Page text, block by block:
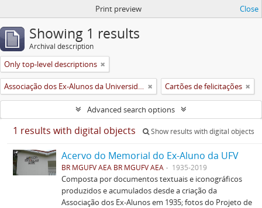
Print preview Close
Showing 1 results
Archival description
Only top-level descriptions
Associação dos Ex-Alunos da Universidade Federal de Viçosa (AEA) Cartões de felicitações
Advanced search options
1 results with digital objects Show results with digital objects
Acervo do Memorial do Ex-Aluno da UFV
BR MGUFV AEA BR MGUFV AEA 1935-2019
Composta por documentos textuais e iconográficos
produzidos e acumulados desde a criação da
Associação dos Ex-Alunos em 1935; fotos do Projeto de